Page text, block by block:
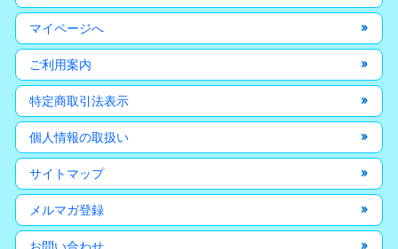
マイページへ
ご利用案内
特定商取引法表示
個人情報の取扱い
サイトマップ
メルマガ登録
お問い合わせ